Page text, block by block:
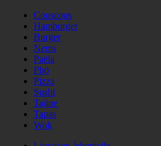
Couscous
Hamburger
Burger
Nems
Paëla
Phö
Pizza
Sushi
Tajine
Tapas
Wok